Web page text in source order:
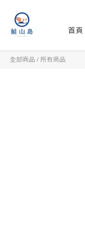
首頁
全部商品 / 所有商品